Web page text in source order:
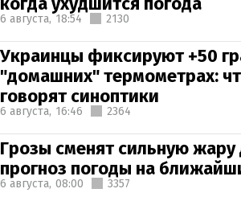
6 августа, 18:54 2130
Украинцы фиксируют +50
"домашних" термометрах:
говорят синоптики
6 августа, 16:46 2364
Грозы сменят сильную жару
прогноз погоды на
6 августа, 08:00 3357